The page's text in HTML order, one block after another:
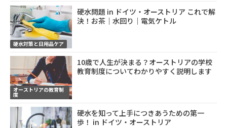
硬水対策と日用品ケア
硬水問題 in ドイツ・オーストリア これで解
決！お茶｜水回り｜電気ケトル
オーストリアの教育制
度
10歳で人生が決まる？オーストリアの学校
教育制度についてわかりやすく説明します
硬水を知って上手につきあうための第一
歩！ in ドイツ・オーストリア